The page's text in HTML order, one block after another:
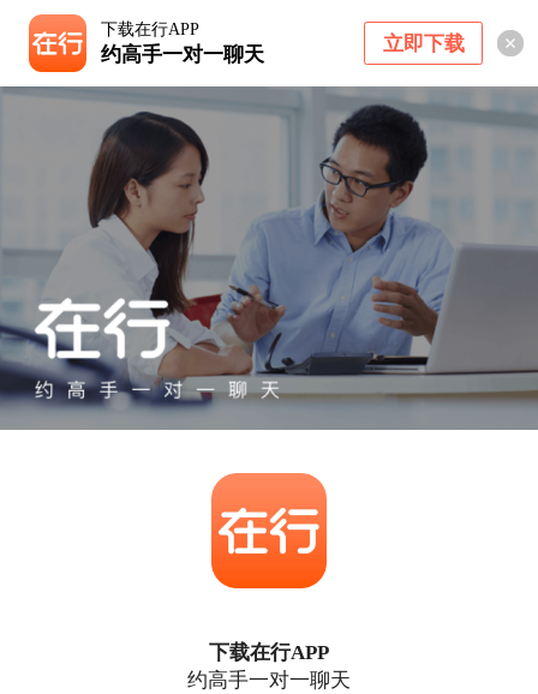
下载在行APP
约高手一对一聊天 立即下载
下载在行APP
约高手一对一聊天